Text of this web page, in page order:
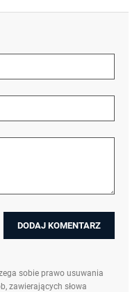
sobie prawo usuwania
zawierających słowa